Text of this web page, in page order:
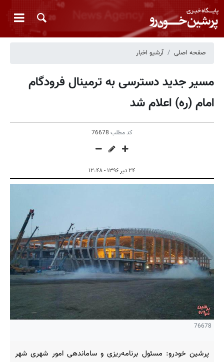
صفحه اصلی آرشیو اخبار
مسیر جدید دسترسی به ترمینال فرودگام
امام (ره) اعلام شد
کد مطلب 76678
۲۴ تیر ۱۳۹۶ - ۱۲:۴۸
76678
پرشین خودرو: مسئول برنامه‌ریزی و ساماندهی امور شهری شهر